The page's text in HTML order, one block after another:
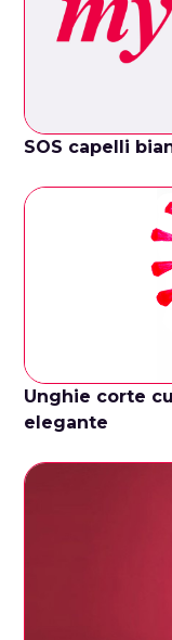
SOS capelli
Unghie corte
elegante